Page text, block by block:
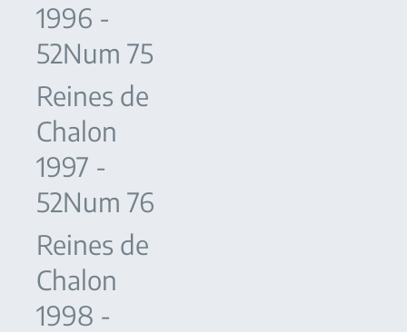
1996 -
52Num 75
Reines de
Chalon
1997 -
52Num 76
Reines de
Chalon
1998 -